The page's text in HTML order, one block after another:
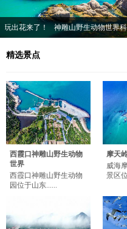
出花来了！ 神雕山野生动物世界
精选景点
西霞口神雕山野生动物
世界
西霞口神雕山野生动物
园位于山东......
摩天
威海
景区